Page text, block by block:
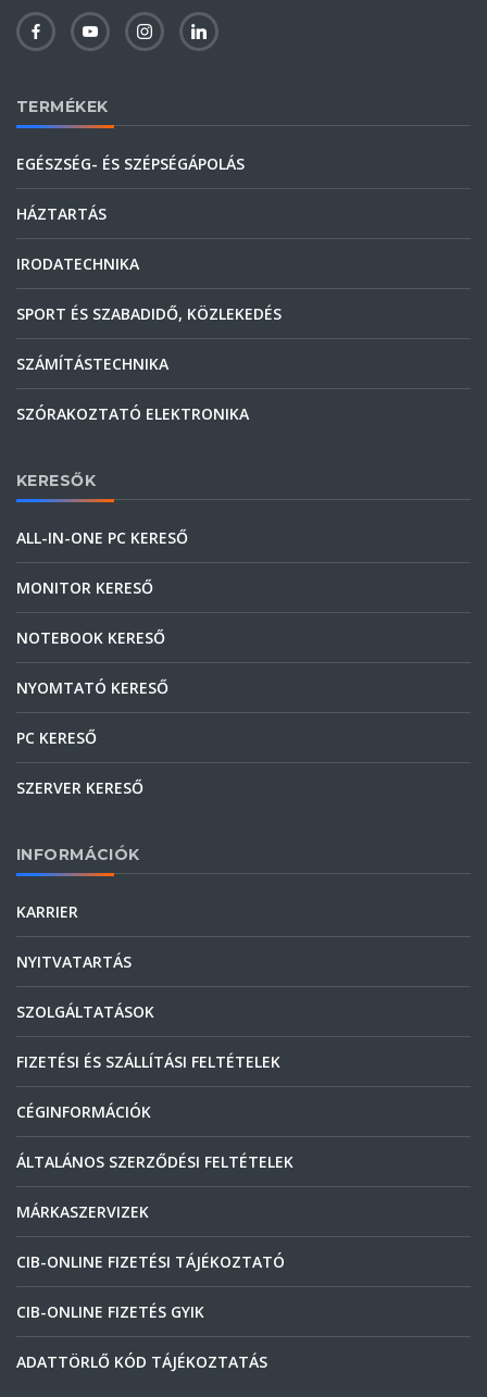
TERMÉKEK
EGÉSZSÉG- ÉS SZÉPSÉGÁPOLÁS
HÁZTARTÁS
IRODATECHNIKA
SPORT ÉS SZABADIDŐ, KÖZLEKEDÉS
SZÁMÍTÁSTECHNIKA
SZÓRAKOZTATÓ ELEKTRONIKA
KERESŐK
ALL-IN-ONE PC KERESŐ
MONITOR KERESŐ
NOTEBOOK KERESŐ
NYOMTATÓ KERESŐ
PC KERESŐ
SZERVER KERESŐ
INFORMÁCIÓK
KARRIER
NYITVATARTÁS
SZOLGÁLTATÁSOK
FIZETÉSI ÉS SZÁLLÍTÁSI FELTÉTELEK
CÉGINFORMÁCIÓK
ÁLTALÁNOS SZERZŐDÉSI FELTÉTELEK
MÁRKASZERVIZEK
CIB-ONLINE FIZETÉSI TÁJÉKOZTATÓ
CIB-ONLINE FIZETÉS GYIK
ADATTÖRLŐ KÓD TÁJÉKOZTATÁS